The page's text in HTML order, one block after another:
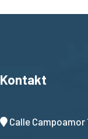
Kontakt
Calle Campoamor